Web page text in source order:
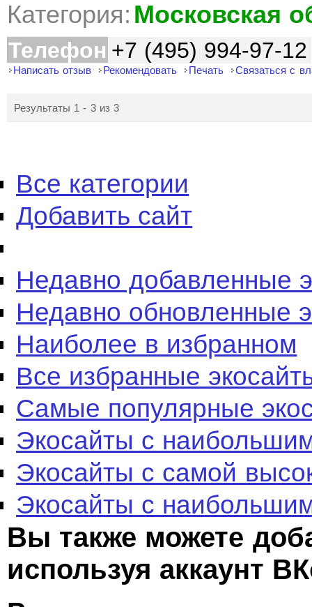
Категория: Московская
Телефон +7 (495) 994-97-12
Написать отзыв Рекомендовать Печать Связаться с
Результаты 1 - 3 из 3
Все категории
Добавить сайт
Недавно добавленные
Недавно обновленные
Наиболее в избранном
Все избранные
Самые популярные
Экосайты с
Экосайты с самой
Экосайты с
Вы также можете
используя аккаунт